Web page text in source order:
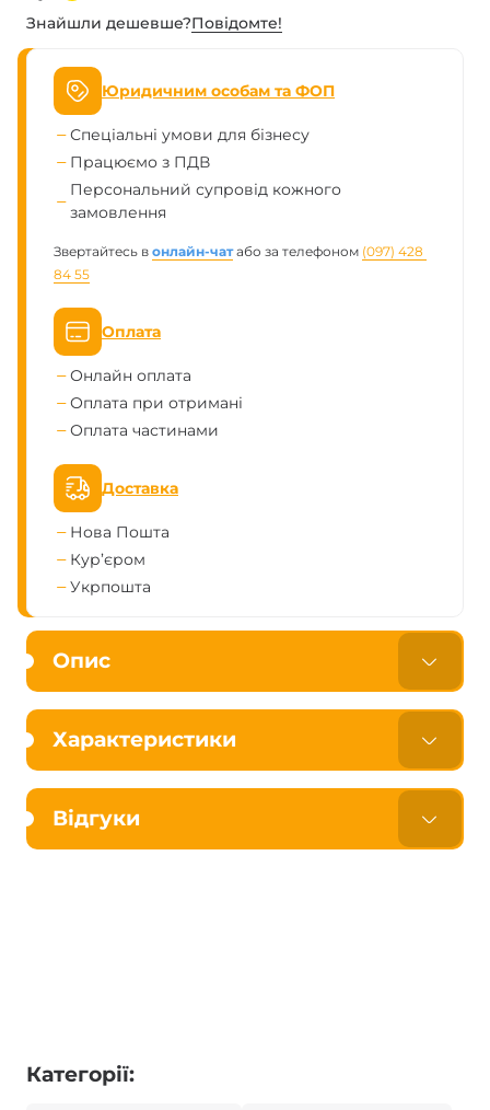
Знайшли дешевше?Повiдомте!
Юридичним особам та ФОП
Спеціальні умови для бізнесу
Працюємо з ПДВ
Персональний супровід кожного
замовлення
Звертайтесь в онлайн-чат або за телефоном (097) 428
84 55
Оплата
Онлайн оплата
Оплата при отримані
Оплата частинами
Доставка
Нова Пошта
Кур’єром
Укрпошта
Опис
Характеристики
Відгуки
Категорії: